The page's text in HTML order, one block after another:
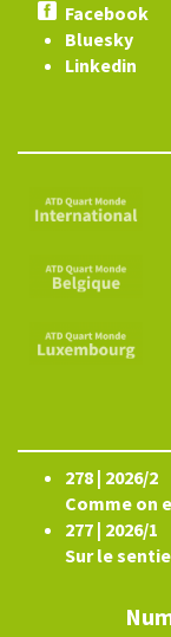
Facebook
Bluesky
Linkedin
278 | 2026/2
Comme on
277 | 2026/1
Sur le